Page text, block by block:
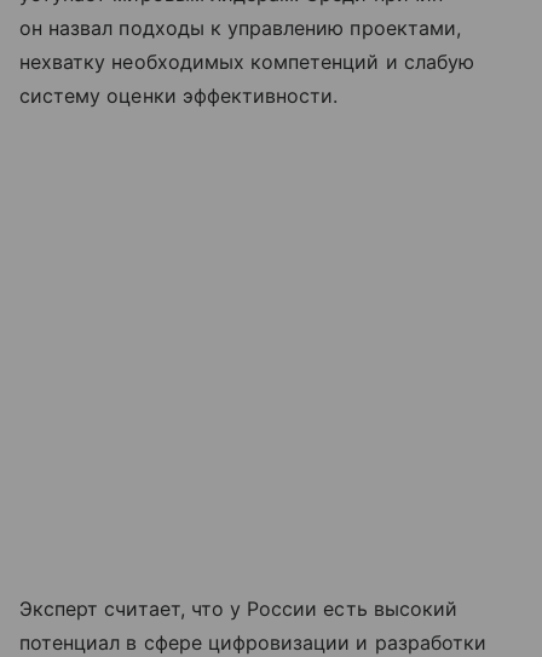
он назвал подходы к управлению проектами,
нехватку необходимых компетенций и слабую
систему оценки эффективности.
Эксперт считает, что у России есть высокий
потенциал в сфере цифровизации и разработки